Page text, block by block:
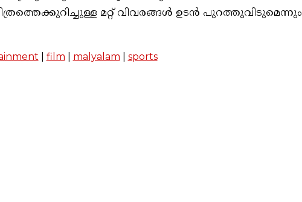
മറ്റ് വിവരങ്ങൾ ഉടൻ പുറത്തുവിടുമെന്നും
film malyalam sports